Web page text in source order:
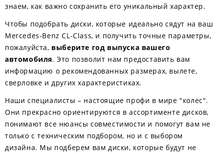
знаем, как важно сохранить его уникальный характер.
Чтобы подобрать диски, которые идеально сядут на ваш
Mercedes-Benz CL-Class, и получить точные параметры,
пожалуйста, выберите год выпуска вашего
автомобиля. Это позволит нам предоставить вам
информацию о рекомендованных размерах, вылете,
сверловке и других характеристиках.
Наши специалисты – настоящие профи в мире "колес".
Они прекрасно ориентируются в ассортименте дисков,
понимают все нюансы совместимости и помогут вам не
только с техническим подбором, но и с выбором
дизайна. Мы подберем вам диски, которые будут не